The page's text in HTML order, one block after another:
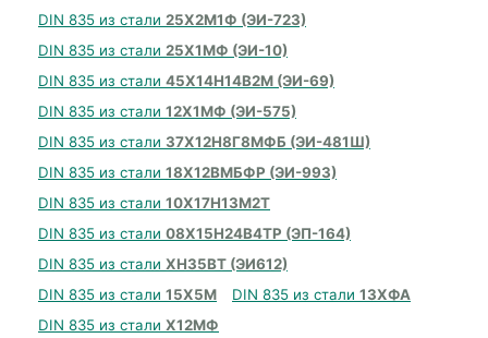
DIN 835 из стали 25Х2М1Ф (ЭИ-723)
DIN 835 из стали 25Х1МФ (ЭИ-10)
DIN 835 из стали 45Х14Н14В2М (ЭИ-69)
DIN 835 из стали 12Х1МФ (ЭИ-575)
DIN 835 из стали 37Х12Н8Г8МФБ (ЭИ-481Ш)
DIN 835 из стали 18Х12ВМБФР (ЭИ-993)
DIN 835 из стали 10Х17Н13М2Т
DIN 835 из стали 08Х15Н24В4ТР (ЭП-164)
DIN 835 из стали ХН35ВТ (ЭИ612)
DIN 835 из стали 15Х5М DIN 835 из стали 13ХФА
DIN 835 из стали Х12МФ